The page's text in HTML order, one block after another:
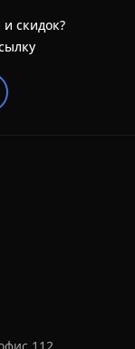
скидок?